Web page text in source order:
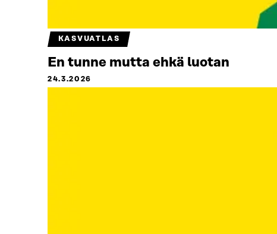
KASVUATLAS
En tunne mutta ehkä luotan
24.3.2026